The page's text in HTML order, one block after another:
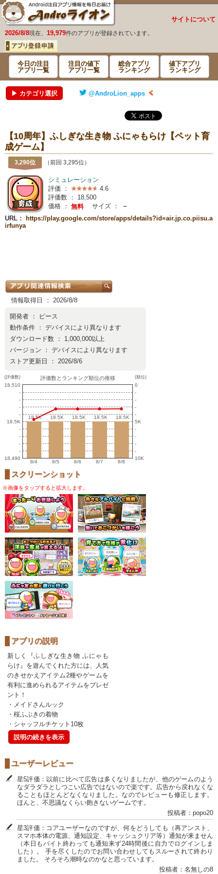
サイトについて
2026/8/8現在、 19,979件のアプリが登録されています。
今日の注目
アプリ一覧
注目の値下
アプリ一覧
総合アプリ
ランキング
値下アプリ
ランキング
▶ カテゴリ選択 @AndroLion_apps
【10周年】ふしぎな生き物 ふにゃもらけ【ペット育
成ゲーム】
3,290位 （前回 3,295位）
シミュレーション
評価 ：
4.6
評価数 ： 18,500
価格 ： 無料 サイズ ：
－
URL：
https://play.google.com/store/apps/details?id=air.jp.co.piisu.a
irfunya
情報取得日 ： 2026/8/8
開発者 ：
ピース
動作条件 ： デバイスにより異なります
ダウンロード数 ： 1,000,000以上
バージョン ： デバイスにより異なります
ストア更新日 ： 2026/8/6
(評価数)
18,510
-
-
-
-
18.5K
-
-
-
-
18,490
評価数とランキング順位の推移
18.5K
18.5K 18.5K
18.5K 18.5K
18.5K 18.5K
18.5K 18.5K
18.5K
8/4 8/5 8/6 8/7 8/8
(順位)
0
-
-
-
-
5K
-
-
-
-
10K
スクリーンショット
※画像をタップすると拡大します。
アプリの説明
新しく『ふしぎな生き物 ふにゃも
らけ』を遊んでくれた方には、人気
のきせかえアイテム2種やゲームを
有利に進められるアイテムをプレゼ
ント！
・メイドさんルック
・桜ふぶきの着物
・シャッフルチケット10枚
説明の続きを表示
ユーザーレビュー
星5評価：以前に比べて広告は多くなりましたが、他のゲームのよう
なダラダラとしつこい広告ではないので楽です。広告から戻れなくな
ることもほとんどなくなりました。なのでレビューも修正します。
ほんと、不思議なくらい飽きないゲームです。
投稿者：popo20
星3評価：コアユーザーなのですが、何をどうしても（再アンスト、
スマホ本体の電源、通知設定、キャッシュクリア等）通知が来ません
（本日もバイト終わっても通知来ず24時間後に自力でログインしま
した）。 手を尽くしたのでお問い合わせしてもスルーされて終わり
ました。 そろそろ潮時なのかなと思っています。
投稿者：名無しの8